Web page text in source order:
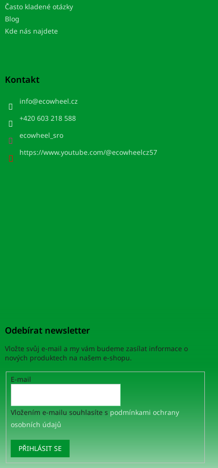
Často kladené otázky
Blog
Kde nás najdete
Kontakt
info@ecowheel.cz
+420 603 218 588
ecowheel_sro
https://www.youtube.com/@ecowheelcz57
Odebírat newsletter
Vložte svůj e-mail a my vám budeme zasílat informace o
nových produktech na našem e-shopu.
E-mail
Vložením e-mailu souhlasíte s podmínkami ochrany
osobních údajů
PŘIHLÁSIT SE